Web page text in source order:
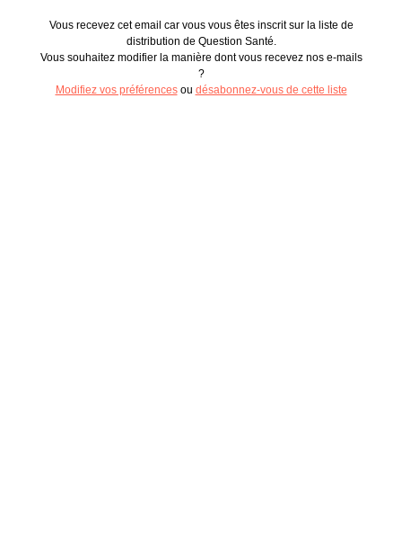
Vous recevez cet email car vous vous êtes inscrit sur la liste de
distribution de Question Santé.
Vous souhaitez modifier la manière dont vous recevez nos e-mails
?
Modifiez vos préférencesou désabonnez-vous de cette liste